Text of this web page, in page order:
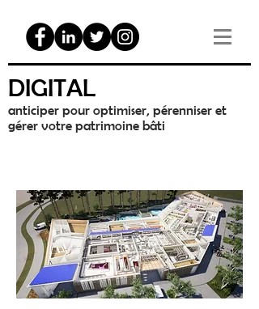
DIGITAL
anticiper pour optimiser, pérenniser et
gérer votre patrimoine bâti